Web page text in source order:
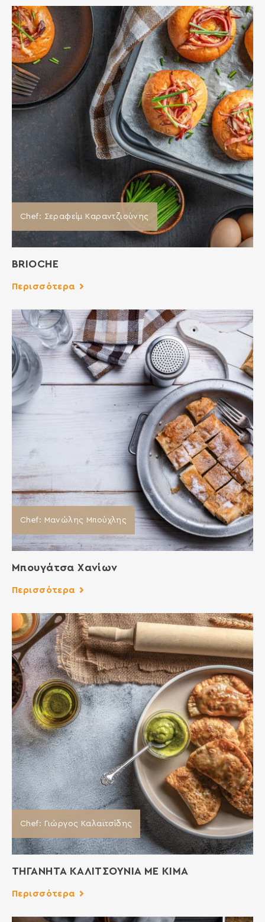
Chef: Σεραφείμ Καραντζιούνης
BRIOCHE
Περισσότερα
Chef: Μανώλης Μπούχλης
Μπουγάτσα Χανίων
Περισσότερα
Chef: Γιώργος Καλαϊτσίδης
ΤΗΓΑΝΗΤΑ ΚΑΛΙΤΣΟΥΝΙΑ ΜΕ ΚΙΜΑ
Περισσότερα